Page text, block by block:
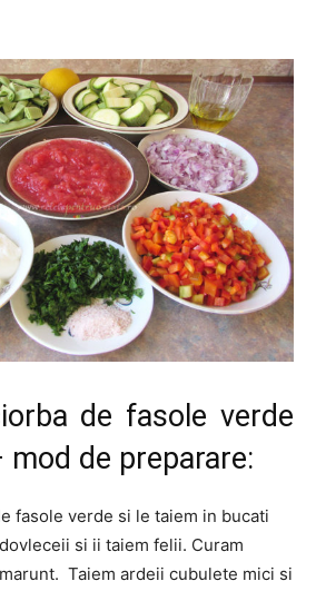
de fasole verde
mod de preparare:
fasole verde si le taiem in bucati
si ii taiem felii. Curam
Taiem ardeii cubulete mici si